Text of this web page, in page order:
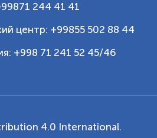
244 41 41
центр: +99855 502 88 44
+998 71 241 52 45/46
4.0 International.